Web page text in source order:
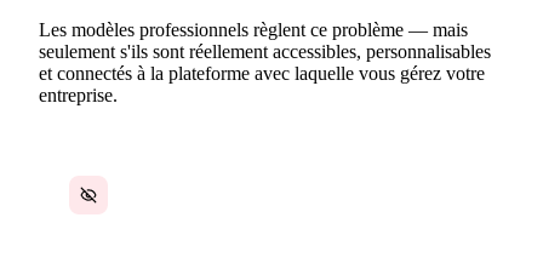
Les modèles professionnels règlent ce problème — mais
seulement s'ils sont réellement accessibles, personnalisables
et connectés à la plateforme avec laquelle vous gérez votre
entreprise.